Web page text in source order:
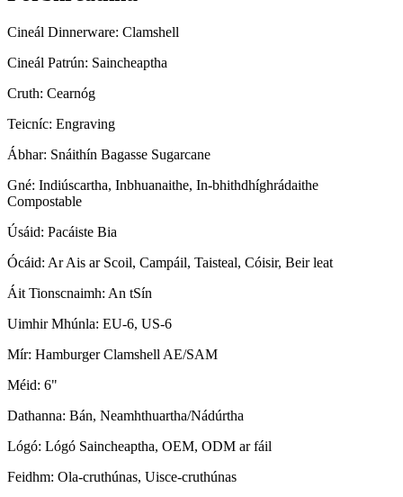
Cineál Dinnerware: Clamshell
Cineál Patrún: Saincheaptha
Cruth: Cearnóg
Teicníc: Engraving
Ábhar: Snáithín Bagasse Sugarcane
Gné: Indiúscartha, Inbhuanaithe, In-bhithdhíghrádaithe
Compostable
Úsáid: Pacáiste Bia
Ócáid: Ar Ais ar Scoil, Campáil, Taisteal, Cóisir, Beir leat
Áit Tionscnaimh: An tSín
Uimhir Mhúnla: EU-6, US-6
Mír: Hamburger Clamshell AE/SAM
Méid: 6"
Dathanna: Bán, Neamhthuartha/Nádúrtha
Lógó: Lógó Saincheaptha, OEM, ODM ar fáil
Feidhm: Ola-cruthúnas, Uisce-cruthúnas